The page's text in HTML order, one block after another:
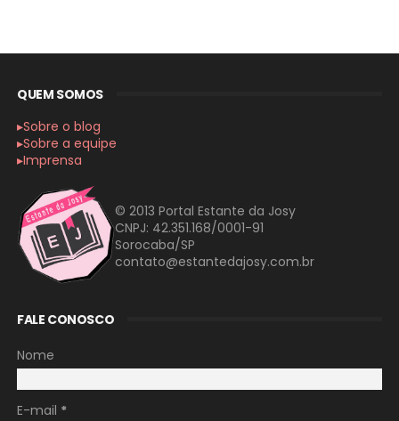
QUEM SOMOS
▸Sobre o blog
▸Sobre a equipe
▸Imprensa
© 2013 Portal Estante da Josy
CNPJ: 42.351.168/0001-91
Sorocaba/SP
contato@estantedajosy.com.br
FALE CONOSCO
Nome
E-mail *